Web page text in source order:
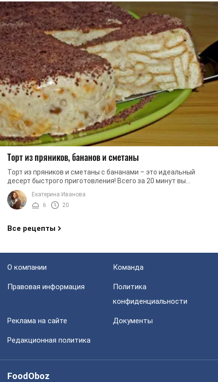
Торт из пряников, бананов и сметаны
Торт из пряников и сметаны с бананами – это идеальный
десерт быстрого приготовления! Всего за 20 минут вы
получите аппетитное лакомство, не стоя ни ...
Екатерина Иванова
6
20
Все рецепты
О компании Команда
Правовая информация
Политика
конфиденциальности
Реклама на сайте Документы
Редакционная политика
FoodOboz